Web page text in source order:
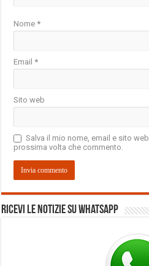
Nome*
Email*
Sito web
Salva il mio nome, email e sito
prossima volta che commento.
Ricevi le notizie su Whatsapp